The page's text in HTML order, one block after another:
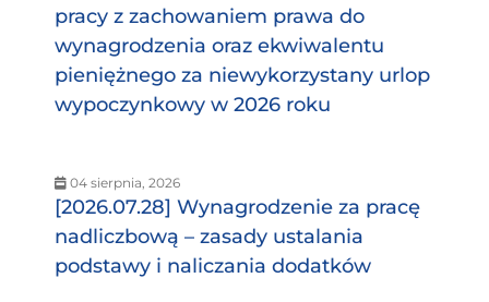
pracy z zachowaniem prawa do
wynagrodzenia oraz ekwiwalentu
pieniężnego za niewykorzystany urlop
wypoczynkowy w 2026 roku
04 sierpnia, 2026
[2026.07.28] Wynagrodzenie za pracę
nadliczbową – zasady ustalania
podstawy i naliczania dodatków